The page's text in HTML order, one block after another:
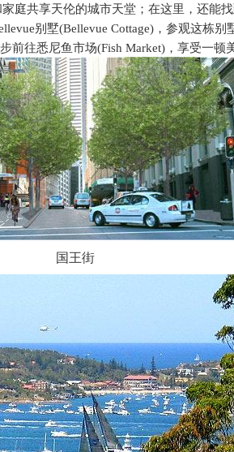
庭共享天伦的城市天堂；在这里，还能找
别墅(Bellevue Cottage) ，参观这栋别
前往悉尼鱼市场(Fish Market) ，享受一顿
国王街